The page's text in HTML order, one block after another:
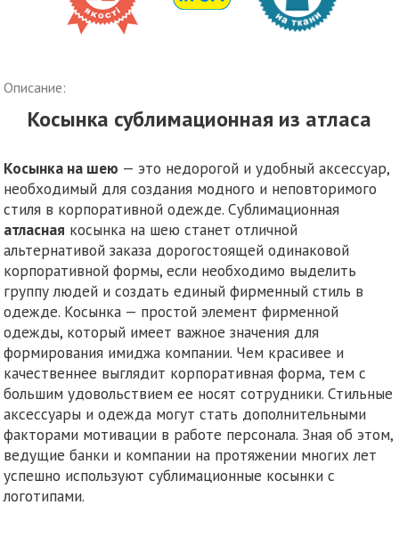
Описание:
Косынка сублимационная из атласа
Косынка на шею — это недорогой и удобный аксессуар,
необходимый для создания модного и неповторимого
стиля в корпоративной одежде. Сублимационная
атласная косынка на шею станет отличной
альтернативой заказа дорогостоящей одинаковой
корпоративной формы, если необходимо выделить
группу людей и создать единый фирменный стиль в
одежде. Косынка — простой элемент фирменной
одежды, который имеет важное значения для
формирования имиджа компании. Чем красивее и
качественнее выглядит корпоративная форма, тем с
большим удовольствием ее носят сотрудники. Стильные
аксессуары и одежда могут стать дополнительными
факторами мотивации в работе персонала. Зная об этом,
ведущие банки и компании на протяжении многих лет
успешно используют сублимационные косынки с
логотипами.